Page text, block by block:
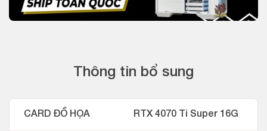
Thông tin bổ sung
CARD ĐỒ HỌA RTX 4070 Ti Super 16G